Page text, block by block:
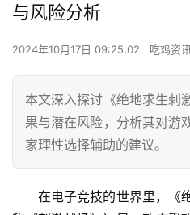
与风险分析
2024年10月17日 09:25:02 吃鸡资
本文深入探讨《绝地求生刺
果与潜在风险，分析其对游
家理性选择辅助的建议。
在电子竞技的世界里，《